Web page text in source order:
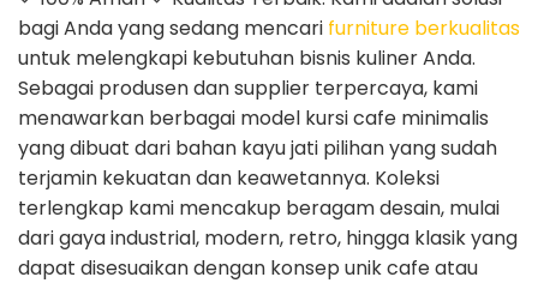
bagi Anda yang sedang mencari furniture berkualitas
untuk melengkapi kebutuhan bisnis kuliner Anda.
Sebagai produsen dan supplier terpercaya, kami
menawarkan berbagai model kursi cafe minimalis
yang dibuat dari bahan kayu jati pilihan yang sudah
terjamin kekuatan dan keawetannya. Koleksi
terlengkap kami mencakup beragam desain, mulai
dari gaya industrial, modern, retro, hingga klasik yang
dapat disesuaikan dengan konsep unik cafe atau